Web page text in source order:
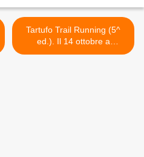
Tartufo Trail Running (5^
ed.). Il 14 ottobre a
Calestano (Parma),